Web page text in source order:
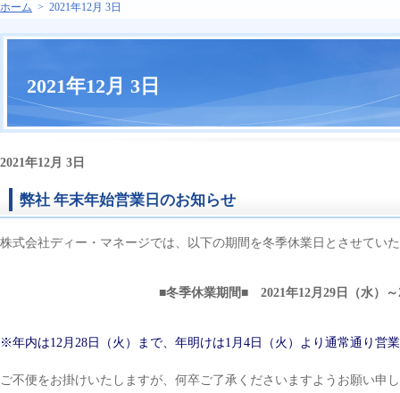
2021年12月 3日
2021年12月 3日
弊社 年末年始営業日のお知らせ
株式会社ディー・マネージでは、以下の期間を冬季休業日とさせてい
■冬季休業期間■ 2021年12月29日（水）～
※年内は12月28日（火）まで、年明けは1月4日（火）より通常通り営
ご不便をお掛けいたしますが、何卒ご了承くださいますようお願い申
ホーム > 2021年12月 3日